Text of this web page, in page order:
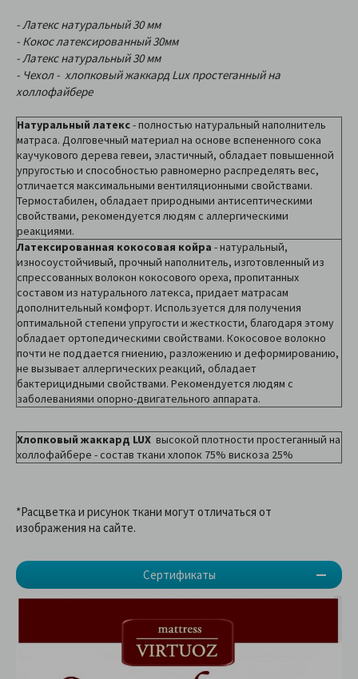
Сертификаты
- Латекс натуральный 30 мм
- Кокос латексированный 30мм
- Латекс натуральный 30 мм
- Чехол - хлопковый жаккард Lux простеганный на
холлофайбере
Натуральный латекс- полностью натуральный наполнитель
матраса. Долговечный материал на основе вспененного сока
каучукового дерева гевеи, эластичный, обладает повышенной
упругостью и способностью равномерно распределять вес,
отличается максимальными вентиляционными свойствами.
Термостабилен, обладает природными антисептическими
свойствами, рекомендуется людям с аллергическими
реакциями.
Латексированная кокосовая койра - натуральный,
износоустойчивый, прочный наполнитель, изготовленный из
спрессованных волокон кокосового ореха, пропитанных
составом из натурального латекса, придает матрасам
дополнительный комфорт. Используется для получения
оптимальной степени упругости и жесткости, благодаря этому
обладает ортопедическими свойствами. Кокосовое волокно
почти не поддается гниению, разложению и деформированию,
не вызывает аллергических реакций, обладает
бактерицидными свойствами. Рекомендуется людям с
заболеваниями опорно-двигательного аппарата.
Хлопковый жаккард LUX высокой плотности простеганный на
холлофайбере - состав ткани хлопок 75% вискоза 25%
*Расцветка и рисунок ткани могут отличаться от
изображения на сайте.